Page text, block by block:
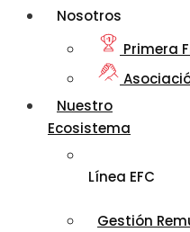
Nosotros
Primera
Nuestro
Ecosistema
Línea EFC
Gestión